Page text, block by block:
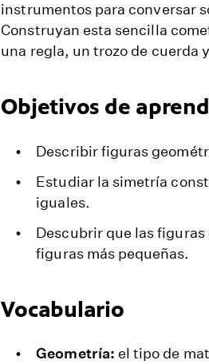
instrumentos para conversar
Construyan esta sencilla
una regla, un trozo de cuerda
Objetivos de
Describir figuras
Estudiar la simetría
iguales.
Descubrir que las
figuras más pequeñas.
Vocabulario
Geometría: el tipo de